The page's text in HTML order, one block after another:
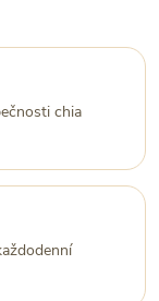
chia